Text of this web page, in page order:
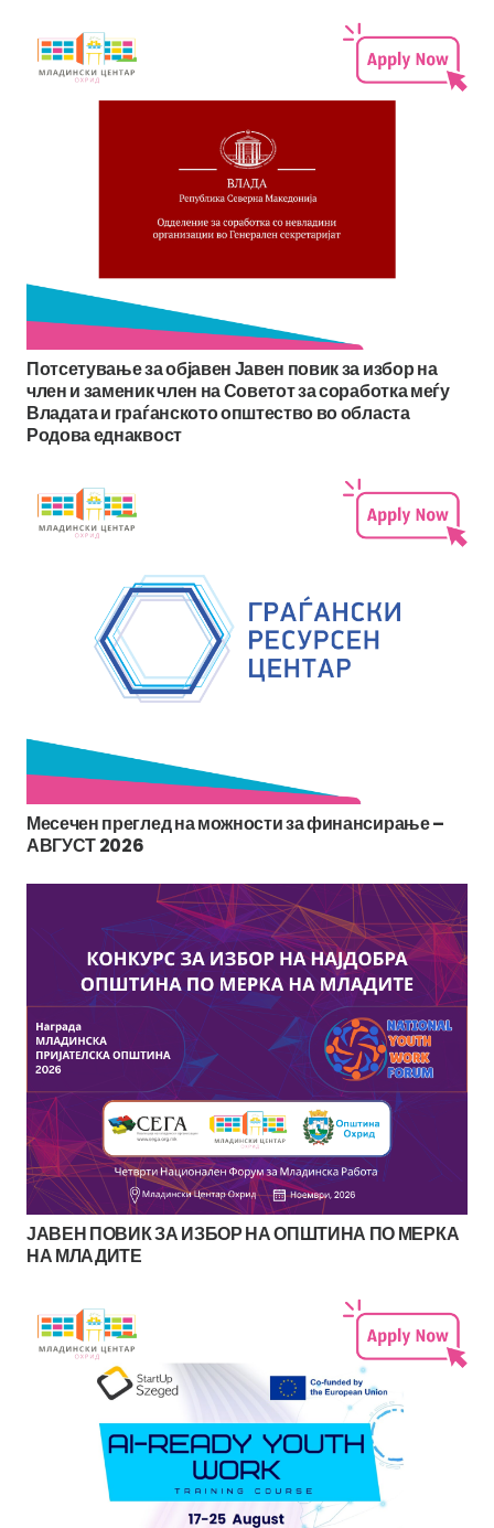
Потсетување за објавен Јавен повик за избор на
член и заменик член на Советот за соработка меѓу
Владата и граѓанското општество во областа
Родова еднаквост
Месечен преглед на можности за финансирање –
АВГУСТ 2026
ЈАВЕН ПОВИК ЗА ИЗБОР НА ОПШТИНА ПО МЕРКА
НА МЛАДИТЕ